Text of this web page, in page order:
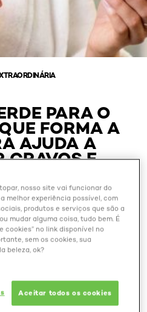
PARA O
FORMA A
AJUDA A
CRAVOS E
28, 2024
queridinhas quando o
para a pele oleosa ou
nosso site vai funcionar do
melhor experiência possível, com
produtos e serviços que são a
mudar alguma coisa, tudo bem. É
cookies” no link disponível no
sem os cookies, sua
beleza, ok?
Aceitar todos os cookies